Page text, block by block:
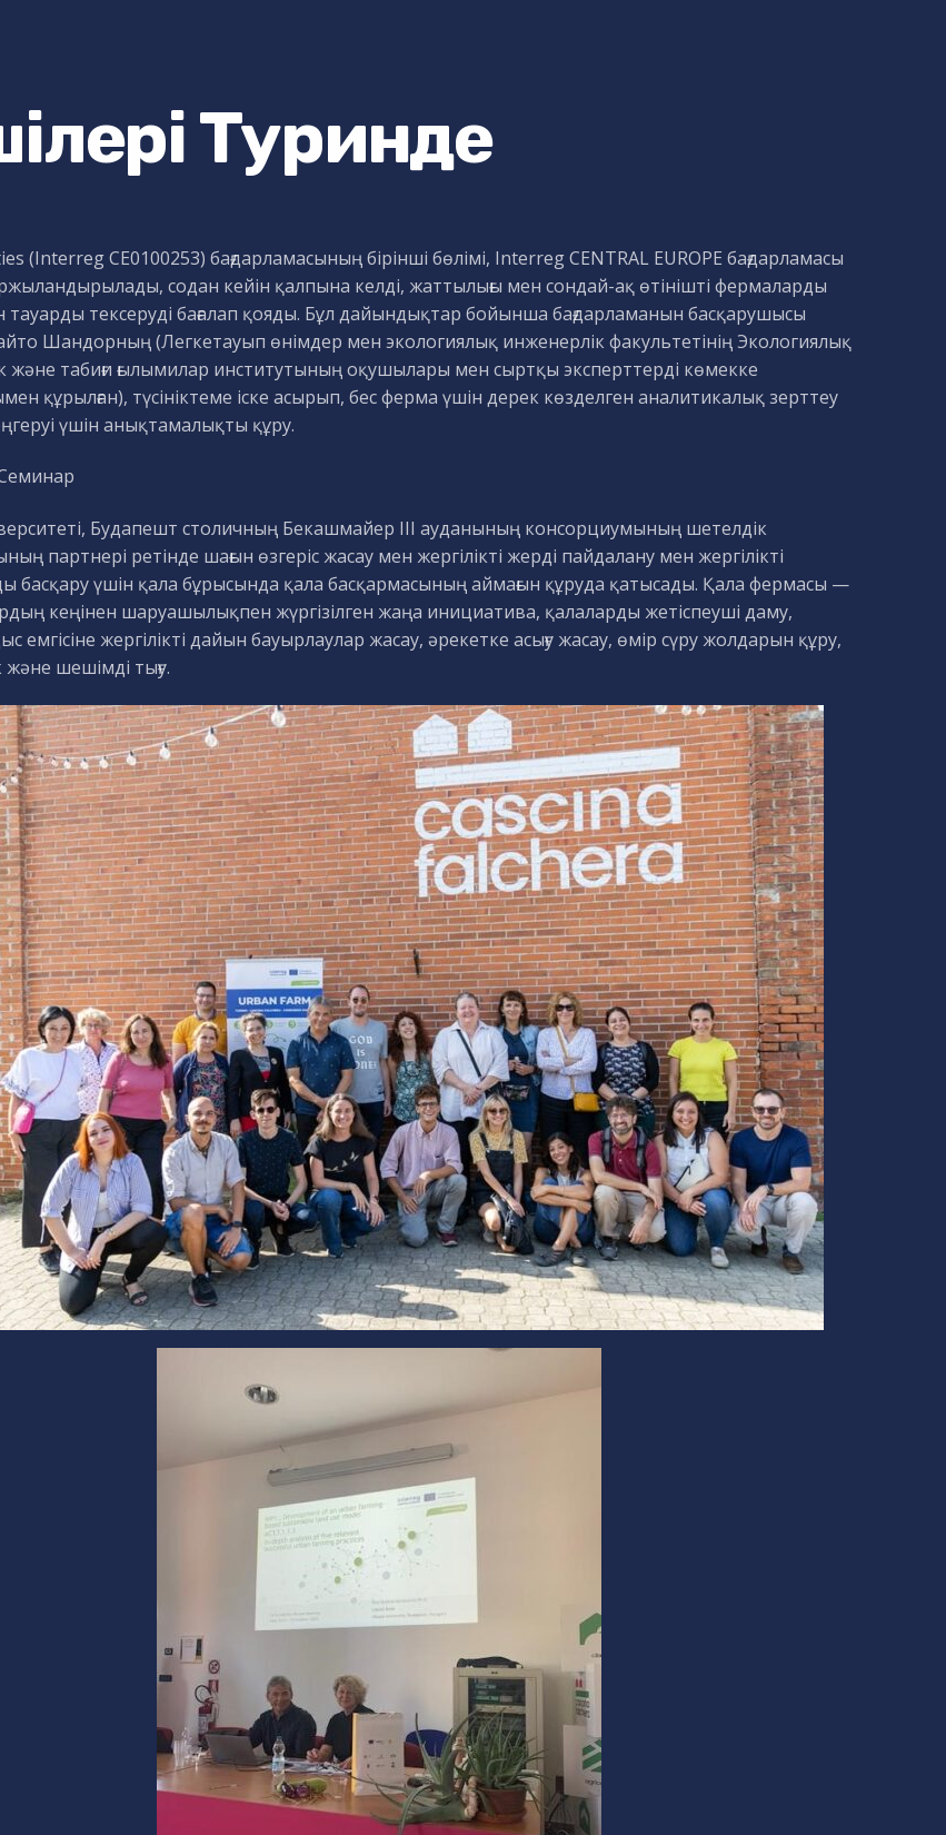
Туринде
(Interreg CE0100253) бағдарламасының бірінші бөлімі, Interreg CENTRAL EUROPE бағдарламасы
содан кейін қалпына келді, жаттылығы мен сондай-ақ өтінішті фермаларды
тауарды тексеруді бағалап қояды. Бұл дайындықтар бойынша бағдарламанын басқарушысы
Шандорның (Легкетауып өнімдер мен экологиялық инженерлік факультетінің Экологиялық
және табиғи ғылымилар институтының оқушылары мен сыртқы эксперттерді көмекке
құрылған), түсініктеме іске асырып, бес ферма үшін дерек көзделген аналитикалық зерттеу
үшін анықтамалықты құру.
Будапешт столичның Бекашмайер III ауданының консорциумының шетелдік
партнері ретінде шағын өзгеріс жасау мен жергілікті жерді пайдалану мен жергілікті
басқару үшін қала бұрысында қала басқармасының аймағын құруда қатысады. Қала фермасы —
кеңінен шаруашылықпен жүргізілген жаңа инициатива, қалаларды жетіспеуші даму,
емгісіне жергілікті дайын бауырлаулар жасау, әрекетке асығу жасау, өмір сүру жолдарын құру,
және шешімді тығу.